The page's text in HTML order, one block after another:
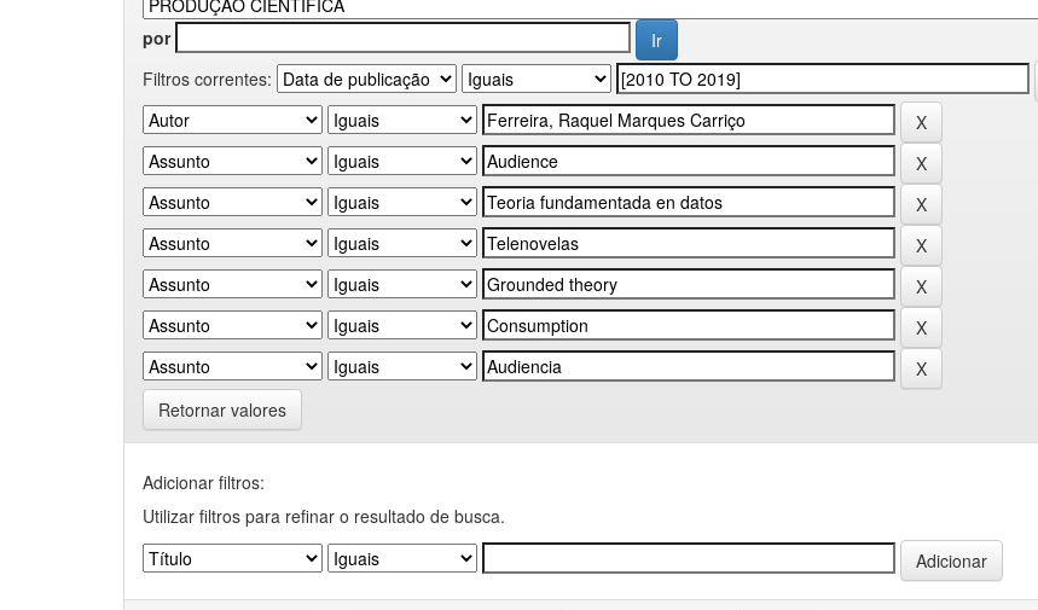
por
Filtros correntes:
Retornar valores
Adicionar filtros:
Utilizar filtros para refinar o resultado de busca.